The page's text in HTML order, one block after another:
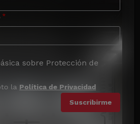
sobre Protección de
la Política de Privacidad